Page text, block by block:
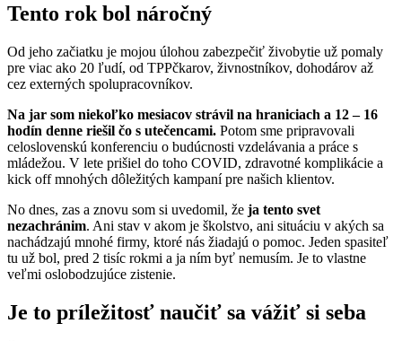
Tento rok bol náročný
Od jeho začiatku je mojou úlohou zabezpečiť živobytie už pomaly
pre viac ako 20 ľudí, od TPPčkarov, živnostníkov, dohodárov až
cez externých spolupracovníkov.
Na jar som niekoľko mesiacov strávil na hraniciach a 12 – 16
hodín denne riešil čo s utečencami. Potom sme pripravovali
celoslovenskú konferenciu o budúcnosti vzdelávania a práce s
mládežou. V lete prišiel do toho COVID, zdravotné komplikácie a
kick off mnohých dôležitých kampaní pre našich klientov.
No dnes, zas a znovu som si uvedomil, že ja tento svet
nezachránim. Ani stav v akom je školstvo, ani situáciu v akých sa
nachádzajú mnohé firmy, ktoré nás žiadajú o pomoc. Jeden spasiteľ
tu už bol, pred 2 tisíc rokmi a ja ním byť nemusím. Je to vlastne
veľmi oslobodzujúce zistenie.
Je to príležitosť naučiť sa vážiť si seba